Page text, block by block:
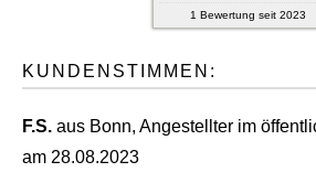
1 Bewertung seit 2023
KUNDENSTIMMEN:
F.S. aus Bonn, Angestellter im
am 28.08.2023